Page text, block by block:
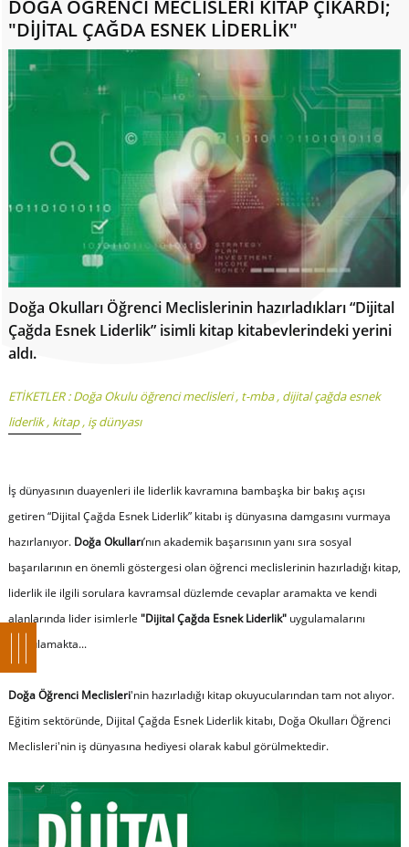
DOĞA ÖĞRENCİ MECLİSLERİ KİTAP ÇIKARDI;
"DİJİTAL ÇAĞDA ESNEK LİDERLİK"
Doğa Okulları Öğrenci Meclislerinin hazırladıkları “Dijital
Çağda Esnek Liderlik” isimli kitap kitabevlerindeki yerini
aldı.
ETİKETLER :Doğa Okulu öğrenci meclisleri, t-mba, dijital çağda esnek
liderlik, kitap, iş dünyası
İş dünyasının duayenleri ile liderlik kavramına bambaşka bir bakış açısı
getiren“Dijital Çağda Esnek Liderlik”kitabı iş dünyasına damgasını vurmaya
hazırlanıyor. Doğa Okulları’nın akademik başarısının yanı sıra sosyal
başarılarının en önemli göstergesi olan öğrenci meclislerinin hazırladığı kitap,
liderlik ile ilgili sorulara kavramsal düzlemde cevaplar aramakta ve kendi
alanlarında lider isimlerle "Dijital Çağda Esnek Liderlik"uygulamalarını
sorgulamakta...
Doğa Öğrenci Meclisleri'nin hazırladığı kitap okuyucularından tam not alıyor.
Eğitim sektöründe, Dijital Çağda Esnek Liderlik kitabı, Doğa Okulları Öğrenci
Meclisleri'nin iş dünyasına hediyesi olarak kabul görülmektedir.